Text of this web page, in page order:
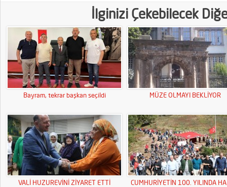
İlginizi Çekebilecek
Bayram, tekrar başkan seçildi MÜZE OLMAYI BEKLİYOR
VALİ HUZUREVİNİ ZİYARET ETTİ
CUMHURİYETİN 100. YILINDA